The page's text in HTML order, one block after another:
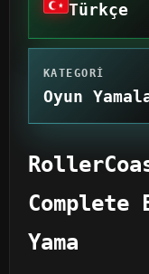
Türkçe
KATEGORI
Oyun
Yama